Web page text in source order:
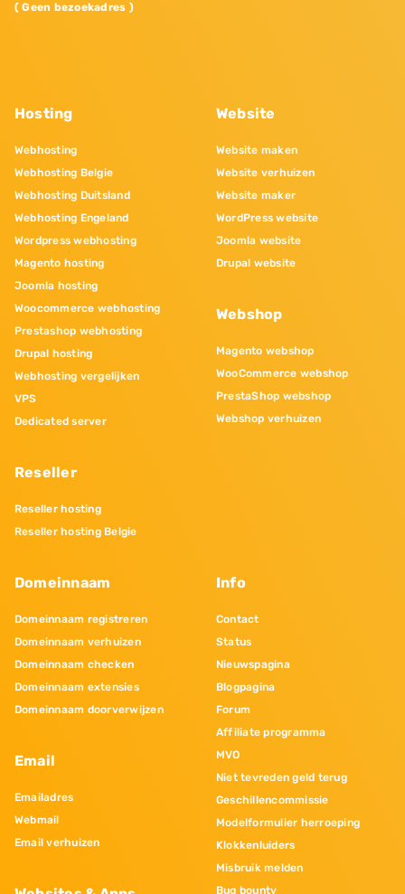
( Geen bezoekadres )
Hosting
Webhosting
Webhosting Belgie
Webhosting Duitsland
Webhosting Engeland
Wordpress webhosting
Magento hosting
Joomla hosting
Woocommerce webhosting
Prestashop webhosting
Drupal hosting
Webhosting vergelijken
VPS
Dedicated server
Reseller
Reseller hosting
Reseller hosting Belgie
Website
Website maken
Website verhuizen
Website maker
WordPress website
Joomla website
Drupal website
Webshop
Magento webshop
WooCommerce webshop
PrestaShop webshop
Webshop verhuizen
Domeinnaam
Domeinnaam registreren
Domeinnaam verhuizen
Domeinnaam checken
Domeinnaam extensies
Domeinnaam doorverwijzen
Email
Emailadres
Webmail
Email verhuizen
Info
Contact
Status
Nieuwspagina
Blogpagina
Forum
Affiliate programma
MVO
Niet tevreden geld terug
Geschillencommissie
Modelformulier herroeping
Klokkenluiders
Misbruik melden
Bug bounty